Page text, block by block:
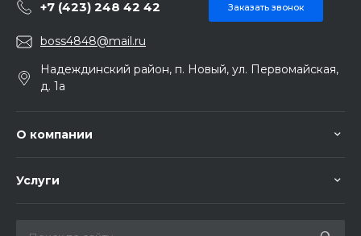
+7 (423) 248 42 42 Заказать звонок
boss4848@mail.ru
Надеждинский район, п. Новый, ул. Первомайская,
д. 1а
О компании
Услуги